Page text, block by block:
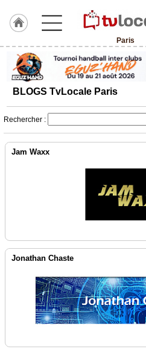
Paris
J'adhère
Hulcoq
ACCUEIL
Paris
France
Gazette
Prémium
BLOGS TvLocale Paris
Rechercher :
Jam Waxx
Jonathan Chaste